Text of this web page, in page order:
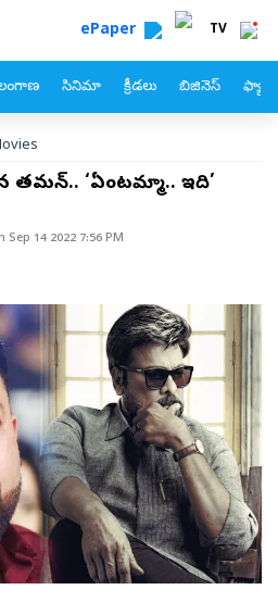
ePaper TV
సినిమా క్రీడలు బిజినెస్
తమన్‌.. ‘ఏంటమ్మా.. ఇది’
Sep 14 2022 7:56 PM